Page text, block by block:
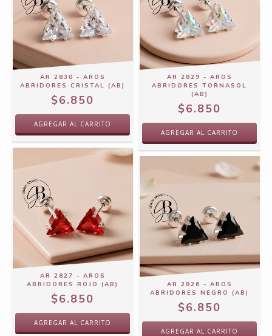
AR 2830 - AROS
ABRIDORES CRISTAL (AB)
$6.850
AR 2829 - AROS
ABRIDORES TORNASOL
(AB)
$6.850
AR 2827 - AROS
ABRIDORES ROJO (AB)
$6.850
AR 2826 - AROS
ABRIDORES NEGRO (AB)
$6.850